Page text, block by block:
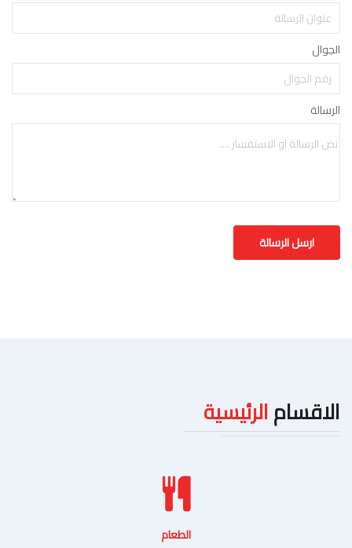
الجوال
الرسالة
الاقسامالرئيسية
الطعام